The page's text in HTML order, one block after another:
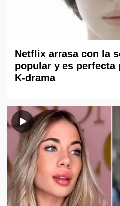
Netflix arrasa con la
popular y es perfecta
K-drama